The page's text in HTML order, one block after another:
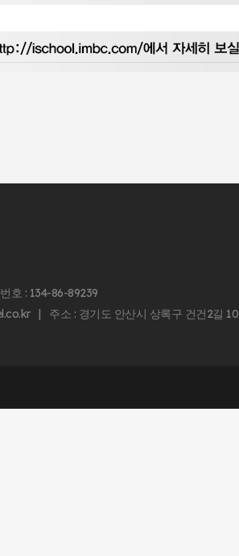
호 : 134-86-89239
| 주소 : 경기도 안산시 상록구 건건2길 10